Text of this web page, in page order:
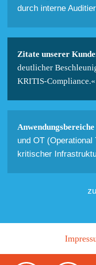
durch interne
Zitate unserer
deutlicher
KRITIS-Compliance.«
Anwendungsbereiche
und OT
kritischer